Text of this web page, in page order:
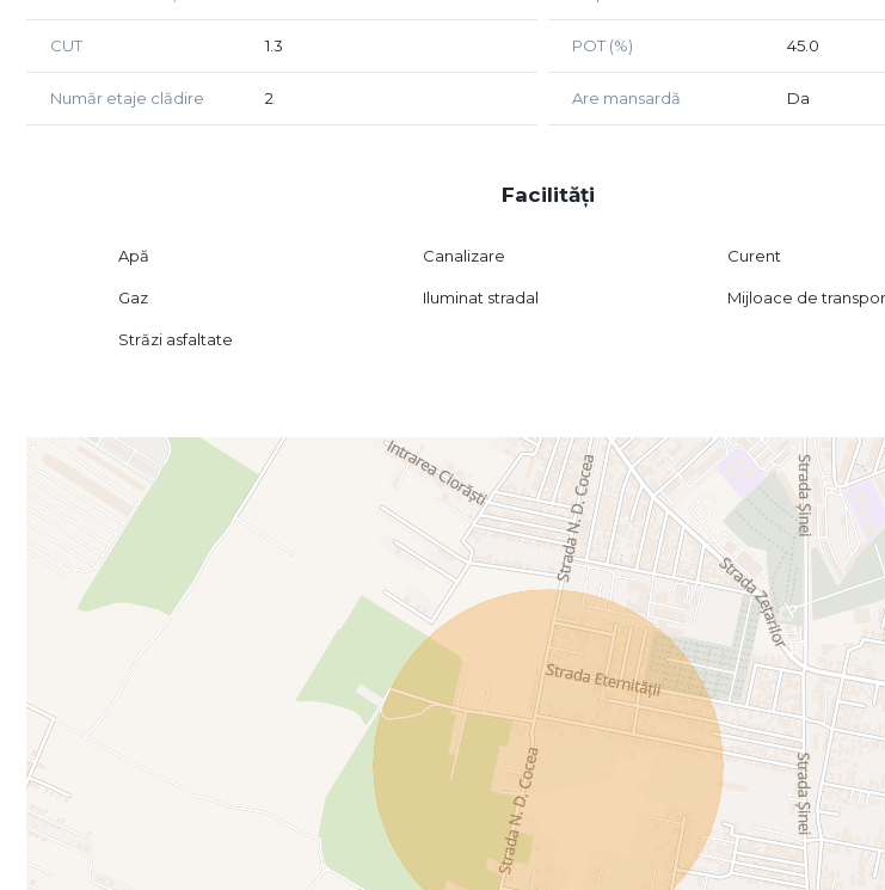
CUT 1.3 POT (%) 45.0
Număr etaje clădire 2 Are mansardă Da
Facilități
Apă Canalizare Curent
Gaz Iluminat stradal Mijloace de
Străzi asfaltate